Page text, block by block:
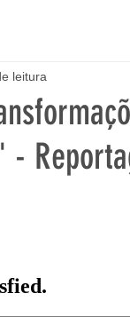
leitura